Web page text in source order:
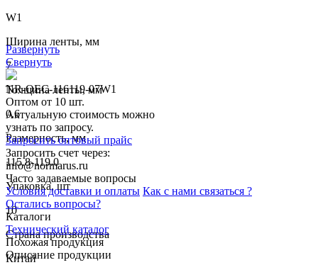
W1
Ширина ленты, мм
7
Толщина ленты, мм
0.6
Размерность, мм
115.8-119.0
Упаковка, шт
10
Страна производства
Китай
Развернуть
Свернуть
NR-OEC-116119-07W1
Оптом от 10 шт.
Актуальную стоимость можно
узнать по запросу.
Запросить оптовый прайс
Запросить счет через:
info@normarus.ru
Часто задаваемые вопросы
Условия доставки и оплаты Как с нами связаться ?
Остались вопросы?
Каталоги
Технический каталог
Похожая продукция
Описание продукции